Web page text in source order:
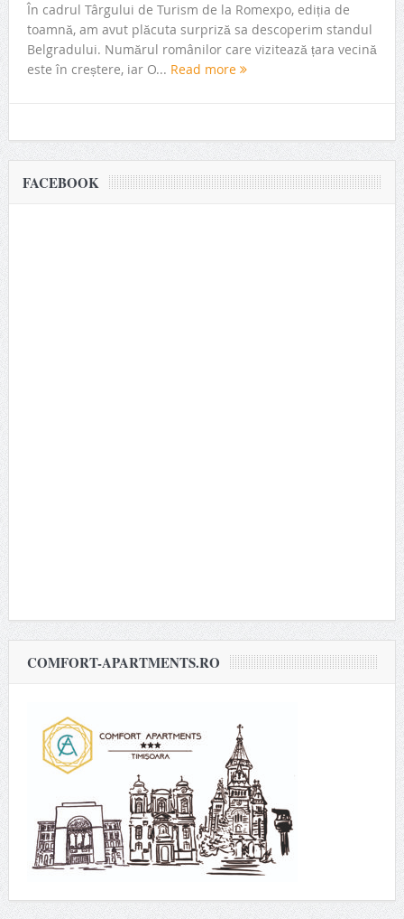
În cadrul Târgului de Turism de la Romexpo, ediția de
toamnă, am avut plăcuta surpriză sa descoperim standul
Belgradului. Numărul românilor care vizitează țara vecină
este în creștere, iar O... Read more
FACEBOOK
COMFORT-APARTMENTS.RO